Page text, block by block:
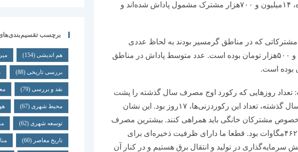
شدند. از ۴۴میلیون مشترکی که برای آنها قبض صادر شده، ۱۴میلیون و ۷۰۰‌هزار مشترک مشمول پاداش شده‌اند و
که در مناطق گرمسیر بودند به لحاظ عددی
بیشترین پاداش را گرفتند و بیشترین پاداش آنها یک‌میلیون و ۵۰۰‌هزار تومان بوده است. عدد متوسط پاداش در مناطق
تعداد روز‌هایی که رکورد اوج مصرف سال گذشته را پشت
سر گذاشتیم بیش از ۳۶روز بود. این درحالی است که در سال گذشته، تعداد این رکوردزنی‌‌‌ها، ۱۷روز بود. این نشان
مشترکان خانگی باید همراهی کنند. بیشترین مصرف
برق در سال‌جاری که رکورد محسوب می‌شود، ۷۳هزار و ۴۶۲مگاوات بود. قطعا ما دارای ظرفیت ذخیره‌ای برای
سرمایه‌گذاری در تولید و انتقال برق هستیم و در کنار آن
برچسب
هم اندیشی(154)
بررسی تاریخی(88)
نقد و بررسی(79)
محیط شهری(67)
توسعه شهری(62)
تاریخ معاصر (60)